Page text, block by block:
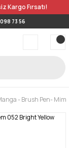
Kargo Fırsatı!
73 56
- Brush Pen-